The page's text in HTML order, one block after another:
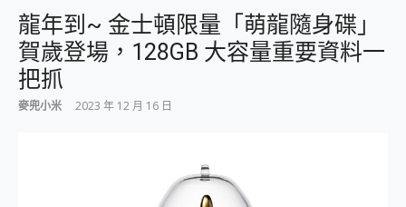
CP 值天花板~ Bongcom BS5 足球君開箱~ 短焦投影機 3千元就能擁有！ 折扣碼在這～
專為 PC上的 XBOX和掌機設計的 FireCuda X1070 SSD 固態硬碟開箱 評測
台灣製攝影機在這裡，100%全無線設計 SpotCam Solo Eco 太陽能防水雲端攝影機 SpotCam Solo 3 2.5K高畫質戶外攝影機 開箱 評測
美到讓人超想擁有 moto pad 60 系列 與 Moto | Swarovski razr 60 冰藍限定版本 開箱 評測
好用的 EaseUS Partition Master 讓您輕鬆的移除與格式化有防寫保護的隨身碟或SD卡
龍年到~ 金士頓限量「萌龍隨身碟」
賀歲登場，128GB 大容量重要資料一
把抓
麥兜小米 2023 年 12 月 16 日